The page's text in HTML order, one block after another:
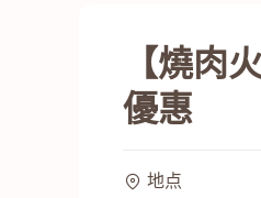
NF 种籽 NF
【燒
優惠
地点